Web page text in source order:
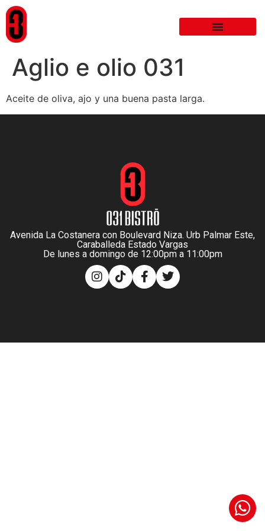
Aglio e olio 031
Aceite de oliva, ajo y una buena pasta larga.
Avenida La Costanera con Boulevard Niza. Urb Palmar Este,
Caraballeda Estado Vargas
De lunes a domingo de 12:00pm a 11:00pm